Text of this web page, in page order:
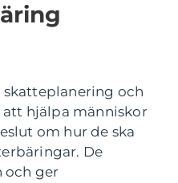
skatteplanering och
hjälpa människor
om hur de ska
De
och ger